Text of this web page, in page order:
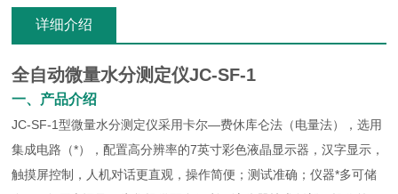
详细介绍
全自动微量水分测定仪JC-SF-1
一、产品介绍
JC-SF-1型微量水分测定仪采用卡尔—费休库仑法（电量法），选用
集成电路（*），配置高分辨率的7英寸彩色液晶显示器，汉字显示，
触摸屏控制，人机对话更直观，操作简便；测试准确；仪器*多可储